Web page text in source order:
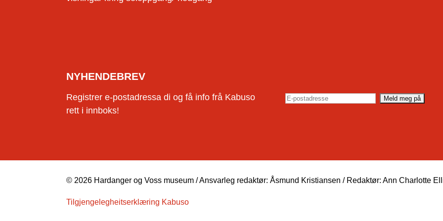
NYHENDEBREV
Registrer e-postadressa di og få info frå Kabuso
rett i innboks!
© 2026 Hardanger og Voss museum / Ansvarleg redaktør: Åsmund Kristiansen / Redaktør: Ann Charlotte
Tilgjengelegheitserklæring Kabuso